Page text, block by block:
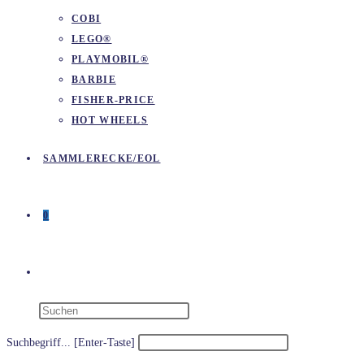
COBI
LEGO®
PLAYMOBIL®
BARBIE
FISHER-PRICE
HOT WHEELS
SAMMLERECKE/EOL
0
Suchbegriff... [Enter-Taste]